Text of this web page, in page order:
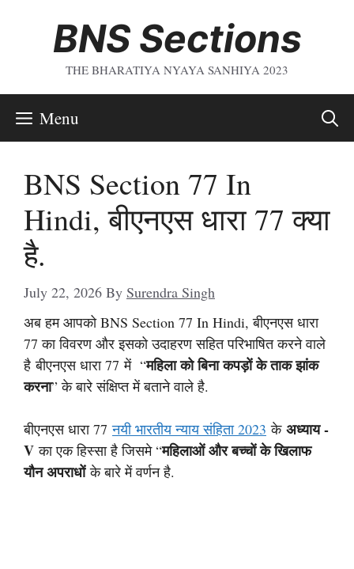
BNS Sections
THE BHARATIYA NYAYA SANHIYA 2023
Menu
BNS Section 77 In
Hindi, बीएनएस धारा 77 क्या
है.
July 22, 2026 By Surendra Singh
अब हम आपको BNS Section 77 In Hindi, बीएनएस धारा
77 का विवरण और इसको उदाहरण सहित परिभाषित करने वाले
है बीएनएस धारा 77 में “महिला को बिना कपड़ों के ताक झांक
करना” के बारे संक्षिप्त में बताने वाले है.
बीएनएस धारा 77नयी भारतीय न्याय संहिता 2023 के अध्याय -
V का एक हिस्सा है जिसमे “महिलाओं और बच्चों के खिलाफ
यौन अपराधोंके बारे में वर्णन है.